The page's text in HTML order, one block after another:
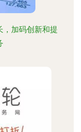
，加码创新和提